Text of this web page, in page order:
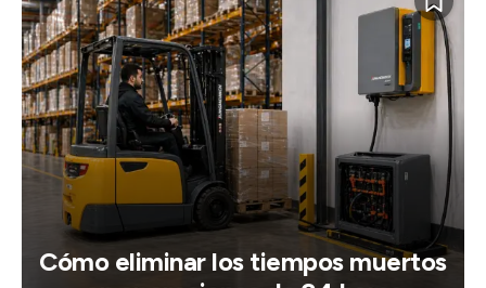
Cómo eliminar los tiempos muertos